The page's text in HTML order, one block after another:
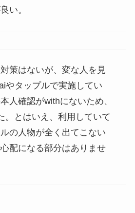
い。
策はないが、変な人を見
やタップルで実施してい
人確認がwithにないため、
。とはいえ、利用していて
の人物が全く出てこない
配になる部分はありませ